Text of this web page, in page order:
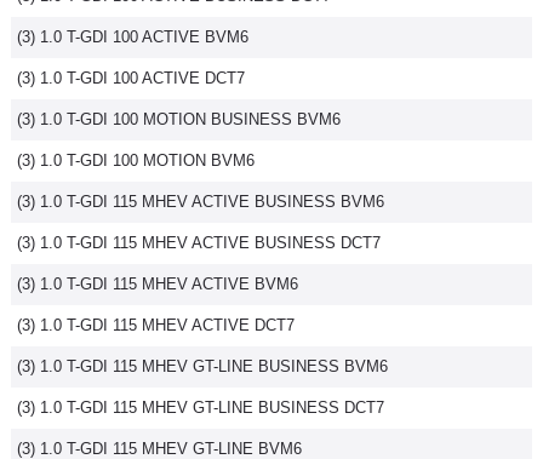
Auto
Services
Forum
Moto
Marques
(3) 1.0 T-GDI 100 ACTIVE BVM6
(3) 1.0 T-GDI 100 ACTIVE DCT7
(3) 1.0 T-GDI 100 MOTION BUSINESS BVM6
(3) 1.0 T-GDI 100 MOTION BVM6
(3) 1.0 T-GDI 115 MHEV ACTIVE BUSINESS BVM6
(3) 1.0 T-GDI 115 MHEV ACTIVE BUSINESS DCT7
(3) 1.0 T-GDI 115 MHEV ACTIVE BVM6
(3) 1.0 T-GDI 115 MHEV ACTIVE DCT7
(3) 1.0 T-GDI 115 MHEV GT-LINE BUSINESS BVM6
(3) 1.0 T-GDI 115 MHEV GT-LINE BUSINESS DCT7
(3) 1.0 T-GDI 115 MHEV GT-LINE BVM6